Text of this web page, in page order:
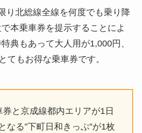
り北総線全線を何度でも乗り降
本乗車券を提示することによ
典もあって大人用が1,000円、
てもお得な乗車券です。
と京成線都内エリアが1日
なる”下町日和きっぷ”が1枚